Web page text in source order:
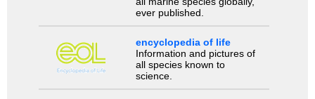
ever published.
encyclopedia of life
Information and pictures of
all species known to
science.